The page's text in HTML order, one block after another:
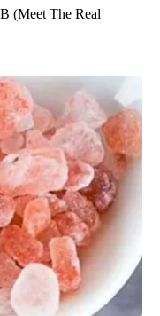
(Meet The Real